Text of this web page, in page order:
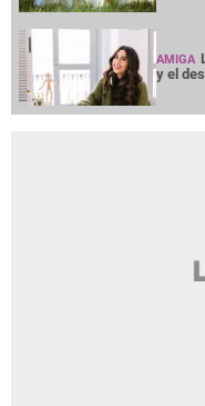
AMIGA
y el